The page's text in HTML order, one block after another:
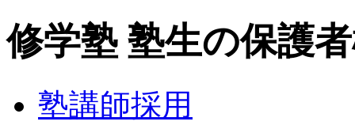
修学塾 塾生の保護
塾講師採用